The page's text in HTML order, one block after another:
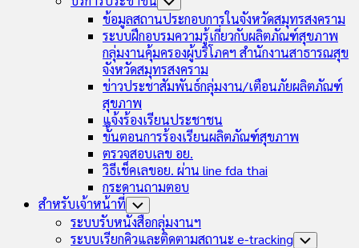
Child
Menu
ข้อมูลสถานประกอบการในจังหวัดสมุทรสงคราม
ระบบฝึกอบรมความรู้เกี่ยวกับผลิตภัณฑ์สุขภาพ
กลุ่มงานคุ้มครองผู้บริโภคฯ สำนักงานสาธารณสุข
จังหวัดสมุทรสงคราม
ข่าวประชาสัมพันธ์กลุ่มงาน/เตือนภัยผลิตภัณฑ์
สุขภาพ
แจ้งร้องเรียนประชาชน
ขั้นตอนการร้องเรียนผลิตภัณฑ์สุขภาพ
ตรวจสอบเลข อย.
วิธีเช็คเลขอย. ผ่าน line fda thai
กระดานถามตอบ
สำหรับเจ้าหน้าที่ Toggle
Child
Menu
ระบบรับหนังสือกลุ่มงานฯ
ระบบเรียกคิวและติดตามสถานะ e-tracking Toggle